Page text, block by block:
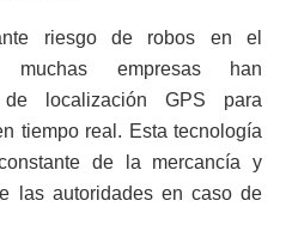
riesgo de robos en el
empresas han
de localización GPS para
tiempo real. Esta tecnología
de la mercancía y
las autoridades en caso de